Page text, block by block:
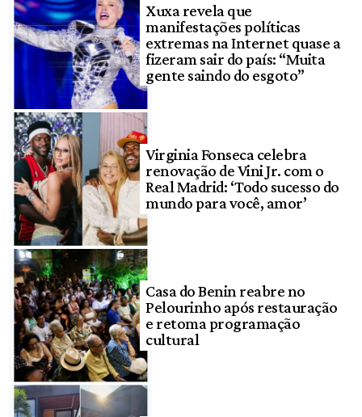
Xuxa revela que
manifestações políticas
extremas na Internet quase a
fizeram sair do país: “Muita
gente saindo do esgoto”
Virginia Fonseca celebra
renovação de Vini Jr. com o
Real Madrid: ‘Todo sucesso do
mundo para você, amor’
Casa do Benin reabre no
Pelourinho após restauração
e retoma programação
cultural